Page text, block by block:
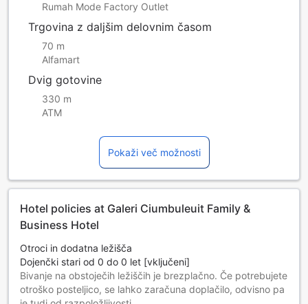
Rumah Mode Factory Outlet
Trgovina z daljšim delovnim časom
70 m
Alfamart
Dvig gotovine
330 m
ATM
Pokaži več možnosti
Hotel policies at Galeri Ciumbuleuit Family &
Business Hotel
Otroci in dodatna ležišča
Dojenčki stari od 0 do 0 let [vključeni]
Bivanje na obstoječih ležiščih je brezplačno. Če potrebujete
otroško posteljico, se lahko zaračuna doplačilo, odvisno pa